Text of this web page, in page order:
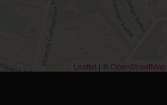
Leaflet | © OpenStreetMap